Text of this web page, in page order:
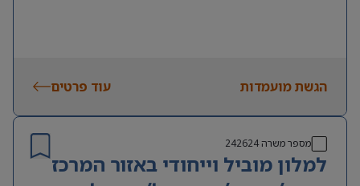
הגשת מועמדות עוד פרטים
מספר משרה242624
למלון מוביל וייחודי באזור המרכז